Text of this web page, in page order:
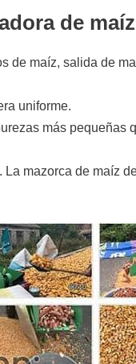
de maíz
de maíz, salida de
uniforme.
más pequeñas
mazorca de maíz